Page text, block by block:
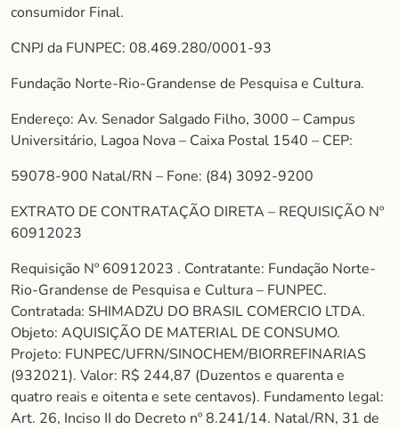
consumidor Final.
CNPJ da FUNPEC: 08.469.280/0001-93
Fundação Norte-Rio-Grandense de Pesquisa e Cultura.
Endereço: Av. Senador Salgado Filho, 3000 – Campus
Universitário, Lagoa Nova – Caixa Postal 1540 – CEP:
59078-900 Natal/RN – Fone: (84) 3092-9200
EXTRATO DE CONTRATAÇÃO DIRETA – REQUISIÇÃO Nº
60912023
Requisição Nº 60912023 . Contratante: Fundação Norte-
Rio-Grandense de Pesquisa e Cultura – FUNPEC.
Contratada: SHIMADZU DO BRASIL COMERCIO LTDA.
Objeto: AQUISIÇÃO DE MATERIAL DE CONSUMO.
Projeto: FUNPEC/UFRN/SINOCHEM/BIORREFINARIAS
(932021). Valor: R$ 244,87 (Duzentos e quarenta e
quatro reais e oitenta e sete centavos). Fundamento legal:
Art. 26, Inciso II do Decreto nº 8.241/14. Natal/RN, 31 de